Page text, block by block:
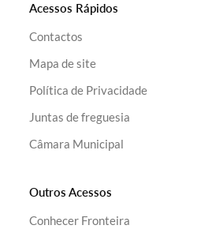
Acessos Rápidos
Contactos
Mapa de site
Política de Privacidade
Juntas de freguesia
Câmara Municipal
Outros Acessos
Conhecer Fronteira